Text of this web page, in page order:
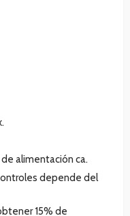
de alimentación ca.
depende del
15% de